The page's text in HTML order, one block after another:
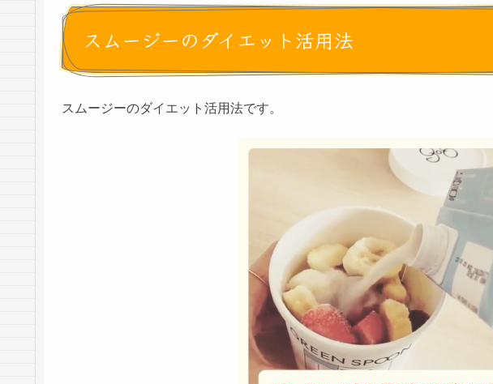
スムージーのダイエット活用法
スムージーのダイエット活用法です。